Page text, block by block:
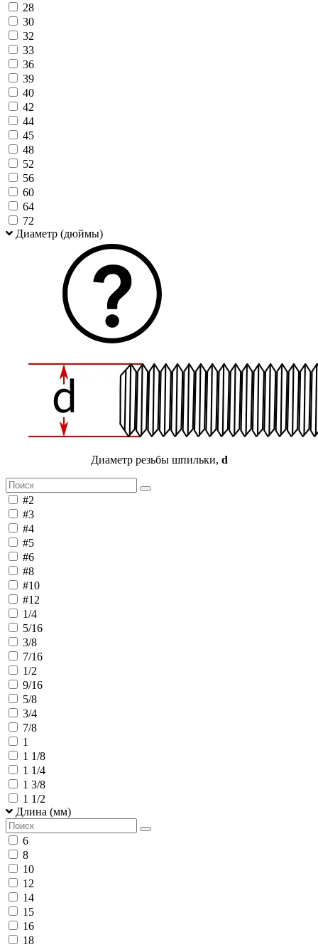
28
30
32
33
36
39
40
42
44
45
48
52
56
60
64
72
Диаметр (дюймы)
Диаметр резьбы шпильки, d
#2
#3
#4
#5
#6
#8
#10
#12
1/4
5/16
3/8
7/16
1/2
9/16
5/8
3/4
7/8
1
1 1/8
1 1/4
1 3/8
1 1/2
Длина (мм)
6
8
10
12
14
15
16
18